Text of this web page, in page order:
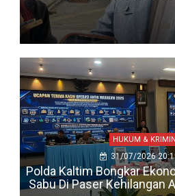
HUKUM &
31/07/2026
Polda Kaltim Bongkar
Sabu Di Paser Kehilangan